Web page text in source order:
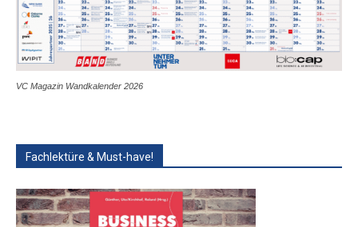
VC Magazin Wandkalender 2026
Fachlektüre & Must-have!